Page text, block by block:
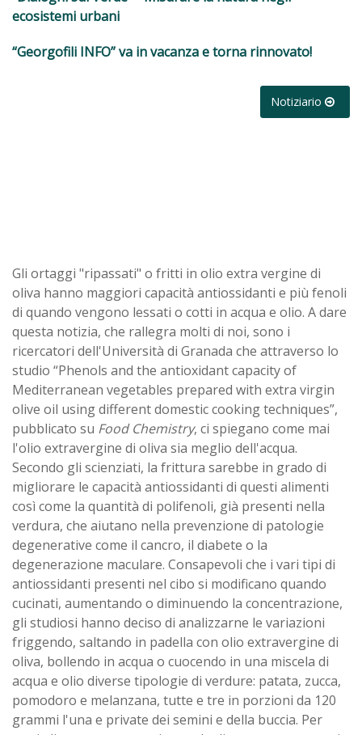
ecosistemi urbani
“Georgofili INFO” va in vacanza e torna rinnovato!
Notiziario
Gli ortaggi "ripassati" o fritti in olio extra vergine di
oliva hanno maggiori capacità antiossidanti e più fenoli
di quando vengono lessati o cotti in acqua e olio. A dare
questa notizia, che rallegra molti di noi, sono i
ricercatori dell'Università di Granada che attraverso lo
studio “Phenols and the antioxidant capacity of
Mediterranean vegetables prepared with extra virgin
olive oil using different domestic cooking techniques”,
pubblicato su Food Chemistry, ci spiegano come mai
l'olio extravergine di oliva sia meglio dell'acqua.
Secondo gli scienziati, la frittura sarebbe in grado di
migliorare le capacità antiossidanti di questi alimenti
così come la quantità di polifenoli, già presenti nella
verdura, che aiutano nella prevenzione di patologie
degenerative come il cancro, il diabete o la
degenerazione maculare. Consapevoli che i vari tipi di
antiossidanti presenti nel cibo si modificano quando
cucinati, aumentando o diminuendo la concentrazione,
gli studiosi hanno deciso di analizzarne le variazioni
friggendo, saltando in padella con olio extravergine di
oliva, bollendo in acqua o cuocendo in una miscela di
acqua e olio diverse tipologie di verdure: patata, zucca,
pomodoro e melanzana, tutte e tre in porzioni da 120
grammi l'una e private dei semini e della buccia. Per